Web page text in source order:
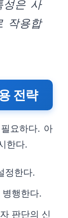
성은 사
작용합
전략
요하다. 아
한다.
정한다.
행한다.
판단의 신